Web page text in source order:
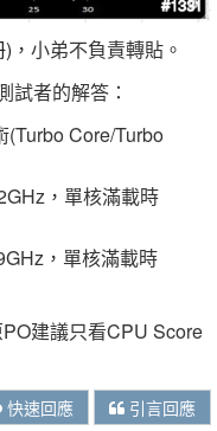
，小弟不負責轉貼。
試者的解答：
Core/Turbo
，單核滿載時
，單核滿載時
建議只看CPU Score
快速回應 引言回應